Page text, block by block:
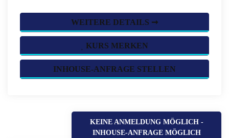
WEITERE DETAILS ➞
KURS MERKEN
INHOUSE-ANFRAGE STELLEN
KEINE ANMELDUNG MÖGLICH -
INHOUSE-ANFRAGE MÖGLICH